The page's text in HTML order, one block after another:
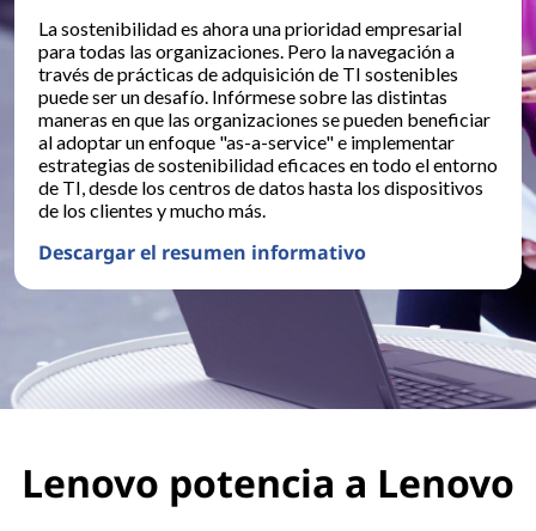
La sostenibilidad es ahora una prioridad empresarial
para todas las organizaciones. Pero la navegación a
través de prácticas de adquisición de TI sostenibles
puede ser un desafío. Infórmese sobre las distintas
maneras en que las organizaciones se pueden beneficiar
al adoptar un enfoque "as-a-service" e implementar
estrategias de sostenibilidad eficaces en todo el entorno
de TI, desde los centros de datos hasta los dispositivos
de los clientes y mucho más.
Descargar el resumen informativo
Lenovo potencia a Lenovo